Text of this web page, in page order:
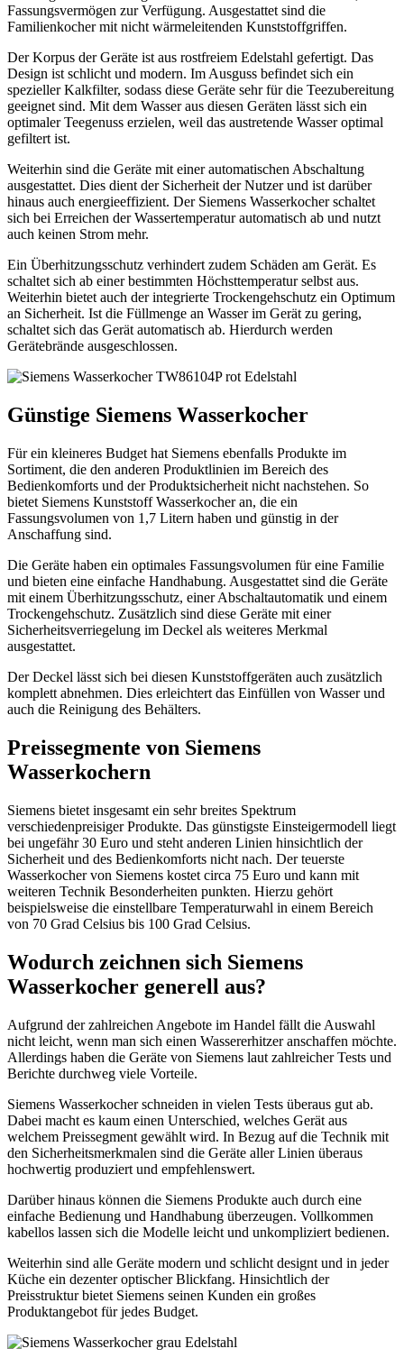
Fassungsvermögen zur Verfügung. Ausgestattet sind die
Familienkocher mit nicht wärmeleitenden Kunststoffgriffen.
Der Korpus der Geräte ist aus rostfreiem Edelstahl gefertigt. Das
Design ist schlicht und modern. Im Ausguss befindet sich ein
spezieller Kalkfilter, sodass diese Geräte sehr für die Teezubereitung
geeignet sind. Mit dem Wasser aus diesen Geräten lässt sich ein
optimaler Teegenuss erzielen, weil das austretende Wasser optimal
gefiltert ist.
Weiterhin sind die Geräte mit einer automatischen Abschaltung
ausgestattet. Dies dient der Sicherheit der Nutzer und ist darüber
hinaus auch energieeffizient. Der Siemens Wasserkocher schaltet
sich bei Erreichen der Wassertemperatur automatisch ab und nutzt
auch keinen Strom mehr.
Ein Überhitzungsschutz verhindert zudem Schäden am Gerät. Es
schaltet sich ab einer bestimmten Höchsttemperatur selbst aus.
Weiterhin bietet auch der integrierte Trockengehschutz ein Optimum
an Sicherheit. Ist die Füllmenge an Wasser im Gerät zu gering,
schaltet sich das Gerät automatisch ab. Hierdurch werden
Gerätebrände ausgeschlossen.
Günstige Siemens Wasserkocher
Für ein kleineres Budget hat Siemens ebenfalls Produkte im
Sortiment, die den anderen Produktlinien im Bereich des
Bedienkomforts und der Produktsicherheit nicht nachstehen. So
bietet Siemens Kunststoff Wasserkocher an, die ein
Fassungsvolumen von 1,7 Litern haben und günstig in der
Anschaffung sind.
Die Geräte haben ein optimales Fassungsvolumen für eine Familie
und bieten eine einfache Handhabung. Ausgestattet sind die Geräte
mit einem Überhitzungsschutz, einer Abschaltautomatik und einem
Trockengehschutz. Zusätzlich sind diese Geräte mit einer
Sicherheitsverriegelung im Deckel als weiteres Merkmal
ausgestattet.
Der Deckel lässt sich bei diesen Kunststoffgeräten auch zusätzlich
komplett abnehmen. Dies erleichtert das Einfüllen von Wasser und
auch die Reinigung des Behälters.
Preissegmente von Siemens
Wasserkochern
Siemens bietet insgesamt ein sehr breites Spektrum
verschiedenpreisiger Produkte. Das günstigste Einsteigermodell liegt
bei ungefähr 30 Euro und steht anderen Linien hinsichtlich der
Sicherheit und des Bedienkomforts nicht nach. Der teuerste
Wasserkocher von Siemens kostet circa 75 Euro und kann mit
weiteren Technik Besonderheiten punkten. Hierzu gehört
beispielsweise die einstellbare Temperaturwahl in einem Bereich
von 70 Grad Celsius bis 100 Grad Celsius.
Wodurch zeichnen sich Siemens
Wasserkocher generell aus?
Aufgrund der zahlreichen Angebote im Handel fällt die Auswahl
nicht leicht, wenn man sich einen Wassererhitzer anschaffen möchte.
Allerdings haben die Geräte von Siemens laut zahlreicher Tests und
Berichte durchweg viele Vorteile.
Siemens Wasserkocher schneiden in vielen Tests überaus gut ab.
Dabei macht es kaum einen Unterschied, welches Gerät aus
welchem Preissegment gewählt wird. In Bezug auf die Technik mit
den Sicherheitsmerkmalen sind die Geräte aller Linien überaus
hochwertig produziert und empfehlenswert.
Darüber hinaus können die Siemens Produkte auch durch eine
einfache Bedienung und Handhabung überzeugen. Vollkommen
kabellos lassen sich die Modelle leicht und unkompliziert bedienen.
Weiterhin sind alle Geräte modern und schlicht designt und in jeder
Küche ein dezenter optischer Blickfang. Hinsichtlich der
Preisstruktur bietet Siemens seinen Kunden ein großes
Produktangebot für jedes Budget.